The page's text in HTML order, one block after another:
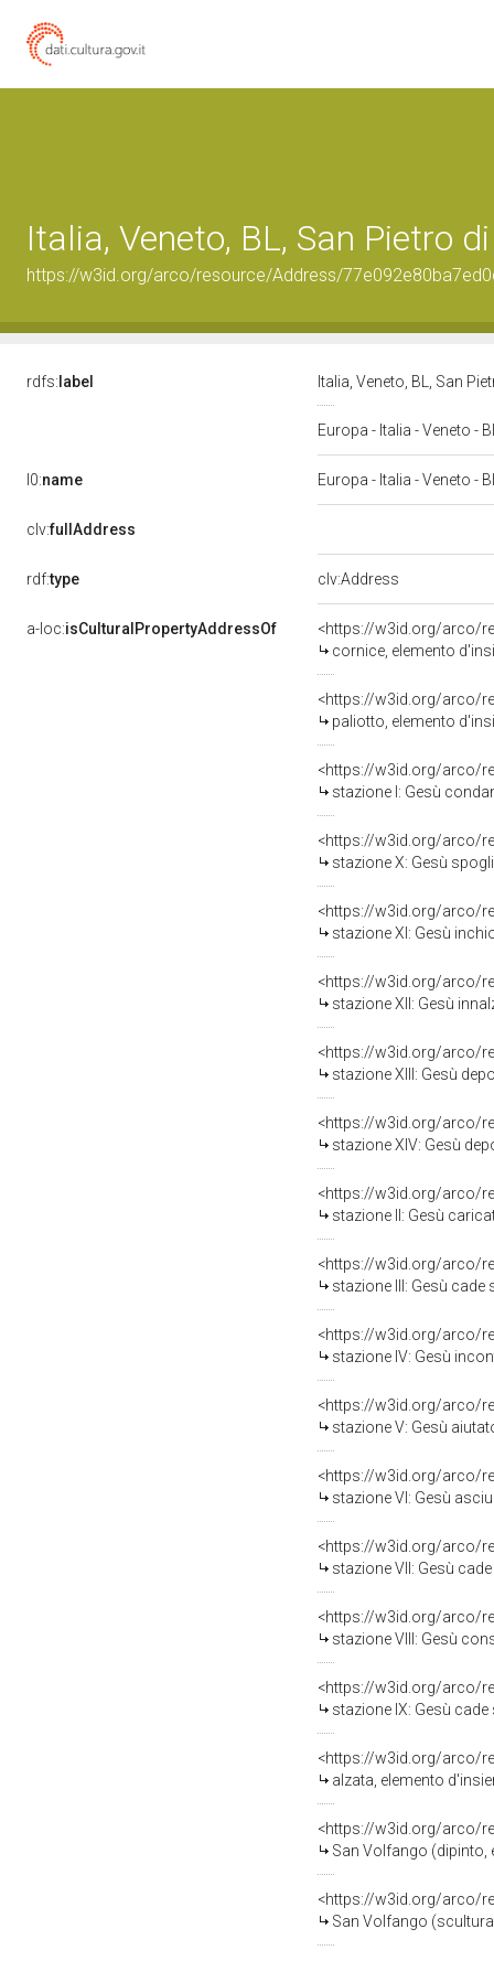
Italia, Veneto, BL, San Pietro
https://w3id.org/arco/resource/Address/
rdfs: label Italia, Veneto, BL, San
Europa - Italia - Veneto -
l0:name Europa - Italia - Veneto -
clv:fullAddress
rdf:type clv:Address
a-loc:isCulturalPropertyAddressOf
<https://w3id.org/arco/
cornice, elemento
<https://w3id.org/arco/
paliotto, elemento
<https://w3id.org/arco/
stazione I: Gesù
<https://w3id.org/arco/
stazione X: Gesù
<https://w3id.org/arco/
stazione XI: Gesù
<https://w3id.org/arco/
stazione XII: Gesù
<https://w3id.org/arco/
stazione XIII: Gesù
<https://w3id.org/arco/
stazione XIV: Gesù
<https://w3id.org/arco/
stazione II: Gesù
<https://w3id.org/arco/
stazione III: Gesù cade
<https://w3id.org/arco/
stazione IV: Gesù
<https://w3id.org/arco/
stazione V: Gesù
<https://w3id.org/arco/
stazione VI: Gesù
<https://w3id.org/arco/
stazione VII: Gesù cade
<https://w3id.org/arco/
stazione VIII: Gesù
<https://w3id.org/arco/
stazione IX: Gesù cade
<https://w3id.org/arco/
alzata, elemento
<https://w3id.org/arco/
San Volfango (dipinto,
<https://w3id.org/arco/
San Volfango